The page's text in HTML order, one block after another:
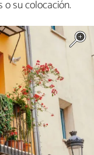
su colocación.